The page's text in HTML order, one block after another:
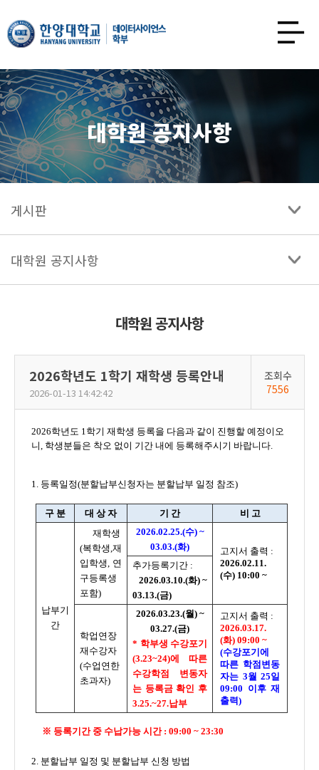
한양대학교
데이터사이언스학과
열기
대학원 공지사항
게시판
대학원 공지사항
대학원 공지사항
2026학년도 1학기 재학생 등록안내
2026-01-13 14:42:42
조회수
7556
2026학년도 1학기 재학생 등록을 다음과 같이 진행할 예정이오
니, 학생분들은 착오 없이 기간 내에 등록해주시기 바랍니다.
1. 등록일정(분할납부신청자는 분할납부 일정 참조)
구 분 대 상 자 기 간 비 고
납부기
간
재학생
(복학생,재
입학생, 연
구등록생
포함)
2026.02.25.(수) ~
03.03.(화)
고지서 출력 :
2026.02.11.
(수) 10:00 ~
추가등록기간 :
2026.03.10.(화) ~
03.13.(금)
학업연장
재수강자
(수업연한
초과자)
2026.03.23.(월) ~
03.27.(금)
* 학부생 수강포기
(3.23~24)에 따른
수강학점 변동자
는 등록금 확인 후
3.25.~27.납부
고지서 출력 :
2026.03.17.
(화) 09:00 ~
(수강포기에
따른 학점변동
자는 3월 25일
09:00 이후 재
출력)
※ 등록기간 중 수납가능 시간 : 09:00 ~ 23:30
2. 분할납부 일정 및 분할납부 신청 방법